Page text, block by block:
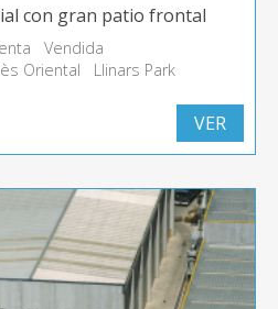
con gran patio frontal
Vendida
Oriental Llinars Park
VER